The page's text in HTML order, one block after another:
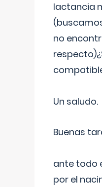
lactancia
no
Un saludo.
Buenas
ante todo
por el